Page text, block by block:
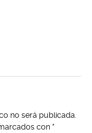
no será publicada.
con *